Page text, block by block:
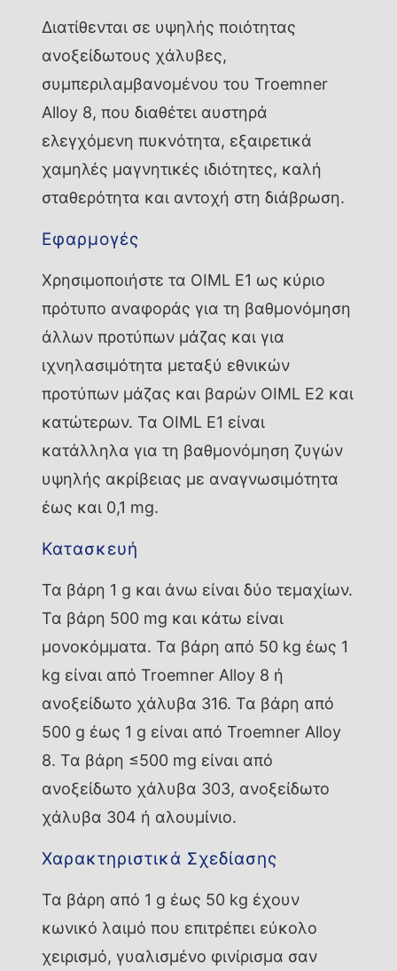
Διατίθενται σε υψηλής ποιότητας
ανοξείδωτους χάλυβες,
συμπεριλαμβανομένου του Troemner
Alloy 8, που διαθέτει αυστηρά
ελεγχόμενη πυκνότητα, εξαιρετικά
χαμηλές μαγνητικές ιδιότητες, καλή
σταθερότητα και αντοχή στη διάβρωση.
Εφαρμογές
Χρησιμοποιήστε τα OIML E1 ως κύριο
πρότυπο αναφοράς για τη βαθμονόμηση
άλλων προτύπων μάζας και για
ιχνηλασιμότητα μεταξύ εθνικών
προτύπων μάζας και βαρών OIML E2 και
κατώτερων. Τα OIML E1 είναι
κατάλληλα για τη βαθμονόμηση ζυγών
υψηλής ακρίβειας με αναγνωσιμότητα
έως και 0,1 mg.
Κατασκευή
Τα βάρη 1 g και άνω είναι δύο τεμαχίων.
Τα βάρη 500 mg και κάτω είναι
μονοκόμματα. Τα βάρη από 50 kg έως 1
kg είναι από Troemner Alloy 8 ή
ανοξείδωτο χάλυβα 316. Τα βάρη από
500 g έως 1 g είναι από Troemner Alloy
8. Τα βάρη ≤500 mg είναι από
ανοξείδωτο χάλυβα 303, ανοξείδωτο
χάλυβα 304 ή αλουμίνιο.
Χαρακτηριστικά Σχεδίασης
Τα βάρη από 1 g έως 50 kg έχουν
κωνικό λαιμό που επιτρέπει εύκολο
χειρισμό, γυαλισμένο φινίρισμα σαν